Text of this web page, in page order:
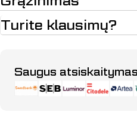
Turite klausimų?
Saugus atsiskaitymas
Apmokėjimo
būdai